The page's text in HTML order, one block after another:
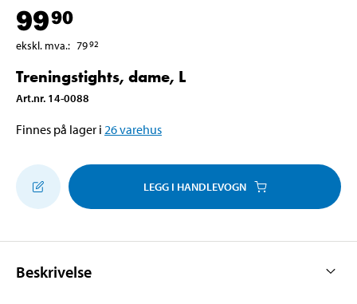
9990
ekskl. mva.: 7992
Treningstights, dame, L
Art.nr. 14-0088
Finnes på lager i 26varehus
LEGG I HANDLEVOGN
Beskrivelse